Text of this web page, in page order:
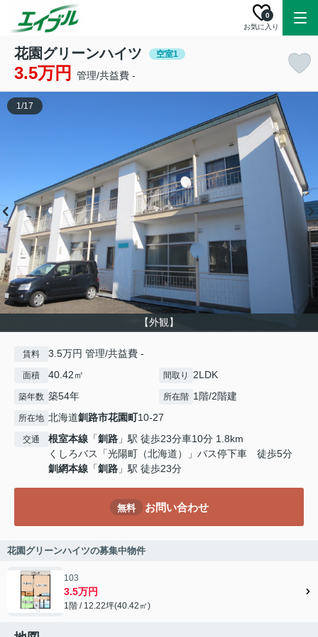
お気に入り
0
花園グリーンハイツ 空室1
3.5万円 管理/共益費 -
【外観】
1/17
賃料 3.5万円 管理/共益費 -
面積 40.42㎡ 間取り 2LDK
築年数 築54年 所在階 1階/2階建
所在地 北海道釧路市花園町10-27
交通 根室本線 「釧路 」駅 徒歩23分車10分 1.8km
くしろバス「光陽町（北海道）」バス停下車 徒歩5分
釧網本線 「釧路 」駅 徒歩23分
無料 お問い合わせ
花園グリーンハイツの募集中物件
103
3.5万円
1階 / 12.22坪(40.42㎡)